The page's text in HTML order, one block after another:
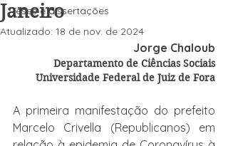
Teses e dissertações
Janeiro
Atualizado: 18 de nov. de 2024
Jorge Chaloub
Departamento de Ciências Sociais
Universidade Federal de Juiz de Fora
A primeira manifestação do prefeito
Marcelo Crivella (Republicanos) em